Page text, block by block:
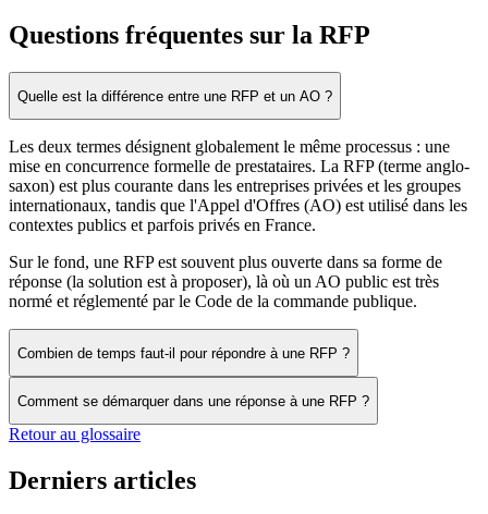
Questions fréquentes sur la RFP
Quelle est la différence entre une RFP et un AO ?
Les deux termes désignent globalement le même processus : une
mise en concurrence formelle de prestataires. La RFP (terme anglo-
saxon) est plus courante dans les entreprises privées et les groupes
internationaux, tandis que l'Appel d'Offres (AO) est utilisé dans les
contextes publics et parfois privés en France.
Sur le fond, une RFP est souvent plus ouverte dans sa forme de
réponse (la solution est à proposer), là où un AO public est très
normé et réglementé par le Code de la commande publique.
Combien de temps faut-il pour répondre à une RFP ?
Comment se démarquer dans une réponse à une RFP ?
Retour au glossaire
Derniers articles